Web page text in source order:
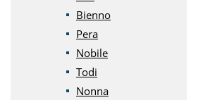
Bienno
Pera
Nobile
Todi
Nonna